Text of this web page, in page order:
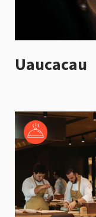
Uaucacau